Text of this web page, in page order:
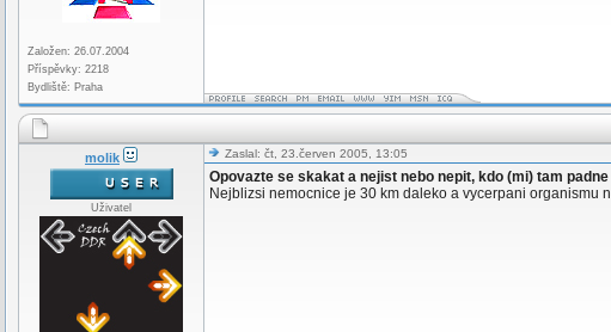
Založen: 26.07.2004
Příspěvky: 2218
Bydliště: Praha
molik
Uživatel
Zaslal: čt, 23.červen 2005, 13:05
Opovazte se skakat a nejist nebo nepit, kdo (mi) tam
Nejblizsi nemocnice je 30 km daleko a vycerpani organismu